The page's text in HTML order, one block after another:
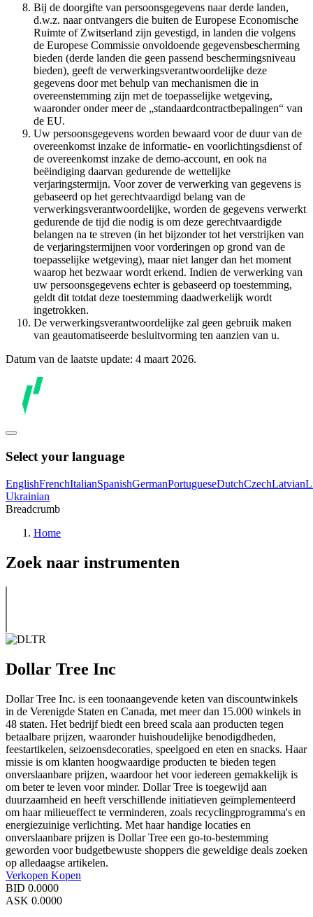
Bij de doorgifte van persoonsgegevens naar derde landen,
d.w.z. naar ontvangers die buiten de Europese Economische
Ruimte of Zwitserland zijn gevestigd, in landen die volgens
de Europese Commissie onvoldoende gegevensbescherming
bieden (derde landen die geen passend beschermingsniveau
bieden), geeft de verwerkingsverantwoordelijke deze
gegevens door met behulp van mechanismen die in
overeenstemming zijn met de toepasselijke wetgeving,
waaronder onder meer de „standaardcontractbepalingen“ van
de EU.
Uw persoonsgegevens worden bewaard voor de duur van de
overeenkomst inzake de informatie- en voorlichtingsdienst of
de overeenkomst inzake de demo-account, en ook na
beëindiging daarvan gedurende de wettelijke
verjaringstermijn. Voor zover de verwerking van gegevens is
gebaseerd op het gerechtvaardigd belang van de
verwerkingsverantwoordelijke, worden de gegevens verwerkt
gedurende de tijd die nodig is om deze gerechtvaardigde
belangen na te streven (in het bijzonder tot het verstrijken van
de verjaringstermijnen voor vorderingen op grond van de
toepasselijke wetgeving), maar niet langer dan het moment
waarop het bezwaar wordt erkend. Indien de verwerking van
uw persoonsgegevens echter is gebaseerd op toestemming,
geldt dit totdat deze toestemming daadwerkelijk wordt
ingetrokken.
De verwerkingsverantwoordelijke zal geen gebruik maken
van geautomatiseerde besluitvorming ten aanzien van u.
Datum van de laatste update: 4 maart 2026.
Select your language
EnglishFrenchItalianSpanishGermanPortugueseDutchCzechLatvian
Ukrainian
Breadcrumb
Home
Zoek naar instrumenten
Dollar Tree Inc
Dollar Tree Inc. is een toonaangevende keten van discountwinkels
in de Verenigde Staten en Canada, met meer dan 15.000 winkels in
48 staten. Het bedrijf biedt een breed scala aan producten tegen
betaalbare prijzen, waaronder huishoudelijke benodigdheden,
feestartikelen, seizoensdecoraties, speelgoed en eten en snacks. Haar
missie is om klanten hoogwaardige producten te bieden tegen
onverslaanbare prijzen, waardoor het voor iedereen gemakkelijk is
om beter te leven voor minder. Dollar Tree is toegewijd aan
duurzaamheid en heeft verschillende initiatieven geïmplementeerd
om haar milieueffect te verminderen, zoals recyclingprogramma's en
energiezuinige verlichting. Met haar handige locaties en
onverslaanbare prijzen is Dollar Tree een go-to-bestemming
geworden voor budgetbewuste shoppers die geweldige deals zoeken
op alledaagse artikelen.
Verkopen Kopen
BID 0.0000
ASK 0.0000